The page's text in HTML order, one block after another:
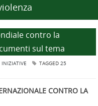
contro la
sul tema
INIZIATIVE TAGGED 25
CONTRO LA